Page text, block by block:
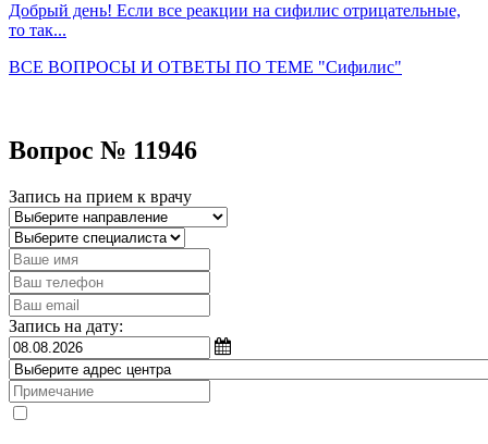
Добрый день! Если все реакции на сифилис отрицательные,
то так...
ВСЕ ВОПРОСЫ И ОТВЕТЫ ПО ТЕМЕ "Сифилис"
Вопрос № 11946
Запись на прием к врачу
Запись на дату: